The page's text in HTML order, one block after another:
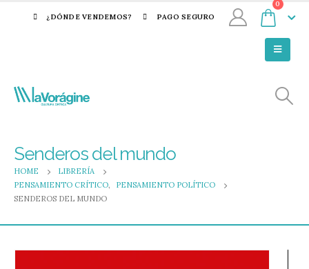
¿DÓNDE VENDEMOS? PAGO SEGURO
0
Senderos del mundo
HOME
LIBRERÍA
PENSAMIENTO CRÍTICO,
PENSAMIENTO POLÍTICO
SENDEROS DEL MUNDO